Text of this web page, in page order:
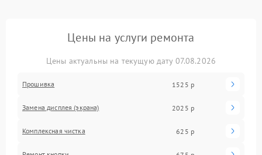
Цены на услуги ремонта
Цены актуальны на текущую дату 07.08.2026
Прошивка 1525 р
Замена дисплея (экрана) 2025 р
Комплексная чистка 625 р